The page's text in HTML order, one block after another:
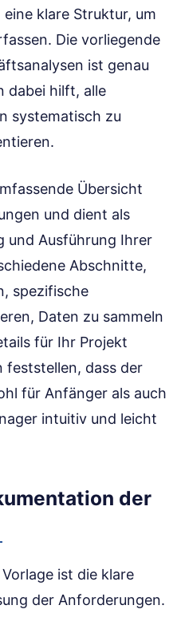
klare Struktur, um
Die vorliegende
ist genau
dabei hilft, alle
systematisch zu
Übersicht
und dient als
und Ausführung Ihrer
Abschnitte,
spezifische
Daten zu sammeln
für Ihr Projekt
feststellen, dass der
für Anfänger als auch
intuitiv und leicht
der
ist die klare
der Anforderungen.